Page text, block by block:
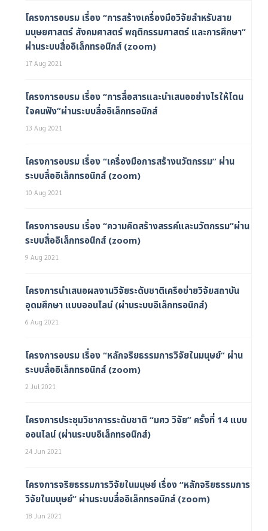
โครงการอบรม เรื่อง “การสร้างเครื่องมือวิจัยสำหรับสาย
มนุษยศาสตร์ สังคมศาสตร์ พฤติกรรมศาสตร์ และการศึกษา”
ผ่านระบบสื่ออิเล็กทรอนิกส์ (zoom)
17 Aug 2021
โครงการอบรม เรื่อง “การสื่อสารและนำเสนออย่างไรให้โดน
ใจคนฟัง”ผ่านระบบสื่ออิเล็กทรอนิกส์
13 Aug 2021
โครงการอบรม เรื่อง “เครื่องมือการสร้างนวัตกรรม” ผ่าน
ระบบสื่ออิเล็กทรอนิกส์ (zoom)
10 Aug 2021
โครงการอบรม เรื่อง “ความคิดสร้างสรรค์และนวัตกรรม”ผ่าน
ระบบสื่ออิเล็กทรอนิกส์ (zoom)
9 Aug 2021
โครงการนำเสนอผลงานวิจัยระดับชาติเครือข่ายวิจัยสถาบัน
อุดมศึกษา แบบออนไลน์ (ผ่านระบบอิเล็กทรอนิกส์)
6 Aug 2021
โครงการอบรม เรื่อง “หลักจริยธรรมการวิจัยในมนุษย์” ผ่าน
ระบบสื่ออิเล็กทรอนิกส์ (zoom)
2 Jul 2021
โครงการประชุมวิชาการระดับชาติ “มศว วิจัย” ครั้งที่ 14 แบบ
ออนไลน์ (ผ่านระบบอิเล็กทรอนิกส์)
24 Jun 2021
โครงการจริยธรรมการวิจัยในมนุษย์ เรื่อง “หลักจริยธรรมการ
วิจัยในมนุษย์” ผ่านระบบสื่ออิเล็กทรอนิกส์ (zoom)
18 Jun 2021